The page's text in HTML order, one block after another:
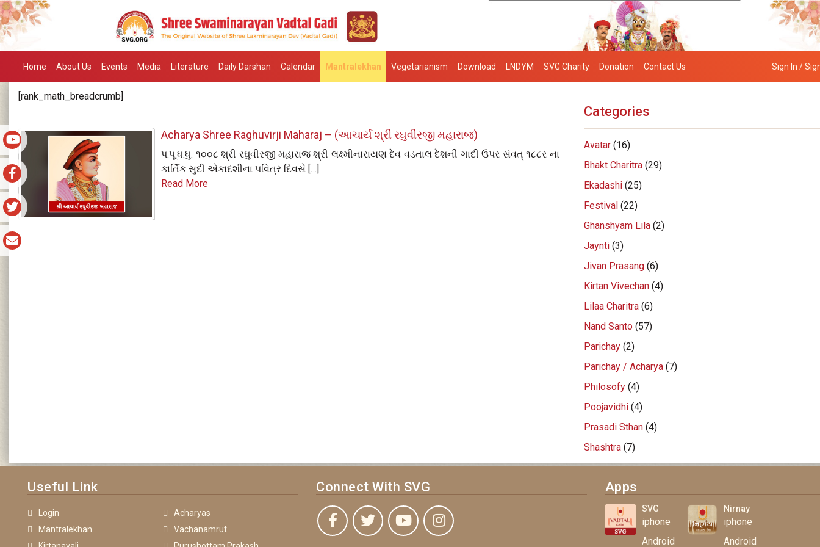
Home About Us Events Media Literature Daily Darshan Calendar Mantralekhan Vegetarianism Download LNDYM SVG Charity Donation Contact Us Sign In /
[rank_math_breadcrumb]
Acharya Shree Raghuvirji Maharaj – (આચાર્ય શ્રી રઘુવીરજી મહારાજ)
પ.પૂ.ધ.ધુ. ૧૦૦૮ શ્રી રઘુવીરજી મહારાજ શ્રી લક્ષ્મીનારાયણ દેવ વડતાલ દેશની ગાદી ઉપર સંવત્‌ ૧૮૮ર ના
કાર્તિક સુદી એકાદશીના પવિત્ર દિવસે […]
Read More
Categories
Avatar(16)
Bhakt Charitra(29)
Ekadashi(25)
Festival(22)
Ghanshyam Lila(2)
Jaynti(3)
Jivan Prasang(6)
Kirtan Vivechan(4)
Lilaa Charitra(6)
Nand Santo(57)
Parichay(2)
Parichay / Acharya(7)
Philosofy(4)
Poojavidhi(4)
Prasadi Sthan(4)
Shashtra(7)
Useful Link
Login
Acharyas
Mantralekhan
Vachanamrut
Connect With SVG Apps
SVG
iphone
Android
Nirnay
iphone
Android